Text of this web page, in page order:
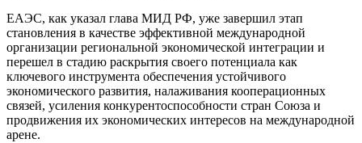
ЕАЭС, как указал глава МИД РФ, уже завершил этап
становления в качестве эффективной международной
организации региональной экономической интеграции и
перешел в стадию раскрытия своего потенциала как
ключевого инструмента обеспечения устойчивого
экономического развития, налаживания кооперационных
связей, усиления конкурентоспособности стран Союза и
продвижения их экономических интересов на международной
арене.